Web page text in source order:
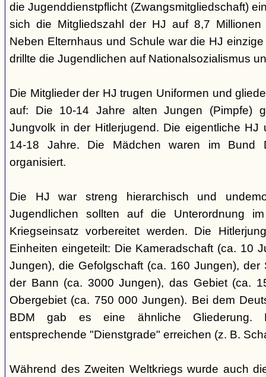
die Jugenddienstpflicht (Zwangsmitgliedschaft)
sich die Mitgliedszahl der HJ auf 8,7 Millionen
Neben Elternhaus und Schule war die HJ
drillte die Jugendlichen auf Nationalsozialismus
Die Mitglieder der HJ trugen Uniformen und
auf: Die 10-14 Jahre alten Jungen (Pimpfe)
Jungvolk in der Hitlerjugend. Die eigentliche HJ
14-18 Jahre. Die Mädchen waren im Bund
organisiert.
Die HJ war streng hierarchisch und
Jugendlichen sollten auf die Unterordnung
Kriegseinsatz vorbereitet werden. Die
Einheiten eingeteilt: Die Kameradschaft (ca. 10
Jungen), die Gefolgschaft (ca. 160 Jungen), der
der Bann (ca. 3000 Jungen), das Gebiet (ca.
Obergebiet (ca. 750 000 Jungen). Bei dem
BDM gab es eine ähnliche Gliederung.
entsprechende "Dienstgrade" erreichen (z. B.
Während des Zweiten Weltkriegs wurde auch